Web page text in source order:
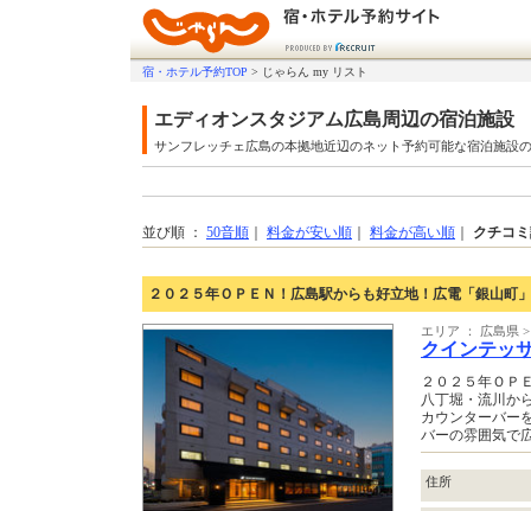
宿・ホテル予約TOP > じゃらん my リスト
エディオンスタジアム広島周辺の宿泊施設
サンフレッチェ広島の本拠地近辺のネット予約可能な宿泊施設
並び順 ： 50音順 料金が安い順 料金が高い順 クチコ
２０２５年ＯＰＥＮ！広島駅からも好立地！広電「銀山町
エリア ： 広島県
クインテッ
２０２５年ＯＰ
八丁堀・流川か
カウンターバー
バーの雰囲気で
住所